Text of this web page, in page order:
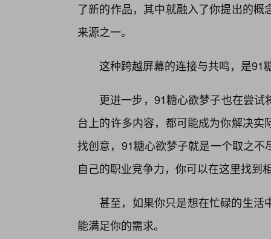
了新的作品，其中就融入了你提出的
来源之一。
这种跨越屏幕的连接与共鸣，是91
更进一步，91糖心欲梦子也在尝
台上的许多内容，都可能成为你解决
找创意，91糖心欲梦子就是一个取之
自己的职业竞争力，你可以在这里找到
甚至，如果你只是想在忙碌的生
能满足你的需求。